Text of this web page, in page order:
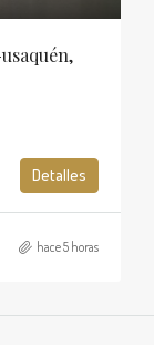
Detalles
hace 5 horas